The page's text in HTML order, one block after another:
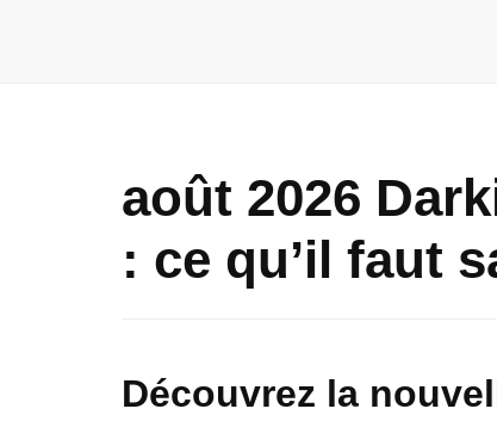
août 2026
: ce qu’il faut
Découvrez la